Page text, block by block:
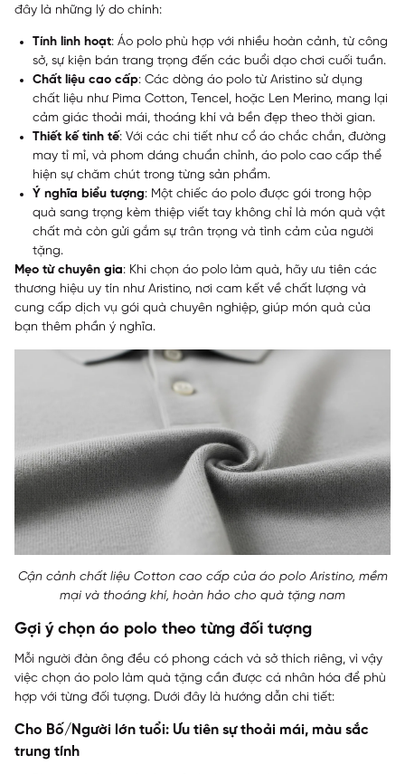
đây là những lý do chính:
Tính linh hoạt: Áo polo phù hợp với nhiều hoàn cảnh, từ công
sở, sự kiện bán trang trọng đến các buổi dạo chơi cuối tuần.
Chất liệu cao cấp: Các dòng áo polo từ Aristino sử dụng
chất liệu như Pima Cotton, Tencel, hoặc Len Merino, mang lại
cảm giác thoải mái, thoáng khí và bền đẹp theo thời gian.
Thiết kế tinh tế: Với các chi tiết như cổ áo chắc chắn, đường
may tỉ mỉ, và phom dáng chuẩn chỉnh, áo polo cao cấp thể
hiện sự chăm chút trong từng sản phẩm.
Ý nghĩa biểu tượng: Một chiếc áo polo được gói trong hộp
quà sang trọng kèm thiệp viết tay không chỉ là món quà vật
chất mà còn gửi gắm sự trân trọng và tình cảm của người
tặng.
Mẹo từ chuyên gia: Khi chọn áo polo làm quà, hãy ưu tiên các
thương hiệu uy tín như Aristino, nơi cam kết về chất lượng và
cung cấp dịch vụ gói quà chuyên nghiệp, giúp món quà của
bạn thêm phần ý nghĩa.
Cận cảnh chất liệu Cotton cao cấp của áo polo Aristino, mềm
mại và thoáng khí, hoàn hảo cho quà tặng nam
Gợi ý chọn áo polo theo từng đối tượng
Mỗi người đàn ông đều có phong cách và sở thích riêng, vì vậy
việc chọn áo polo làm quà tặng cần được cá nhân hóa để phù
hợp với từng đối tượng. Dưới đây là hướng dẫn chi tiết:
Cho Bố/Người lớn tuổi: Ưu tiên sự thoải mái, màu sắc
trung tính